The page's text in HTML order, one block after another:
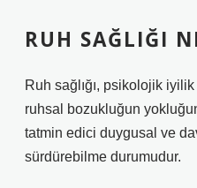
RUH SAĞLIĞI
Ruh sağlığı, psikolojik
ruhsal bozukluğun
tatmin edici duygusal ve
sürdürebilme durumudur.